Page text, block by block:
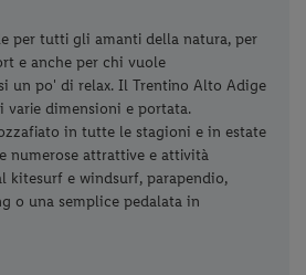
per tutti gli amanti della natura, per
e anche per chi vuole
un po' di relax. Il Trentino Alto Adige
dimensioni e portata.
in tutte le stagioni e in estate
numerose attrattive e attività
kitesurf e windsurf, parapendio,
o una semplice pedalata in